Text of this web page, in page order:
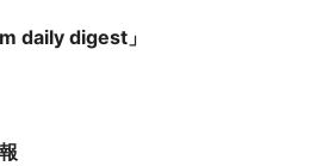
daily digest」